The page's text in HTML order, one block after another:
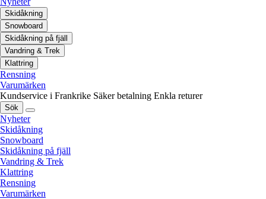
Skidåkning
Snowboard
Skidåkning på fjäll
Vandring & Trek
Klattring
Rensning
Varumärken
Kundservice i Frankrike Säker betalning Enkla returer
Sök
Nyheter
Skidåkning
Snowboard
Skidåkning på fjäll
Vandring & Trek
Klattring
Rensning
Varumärken